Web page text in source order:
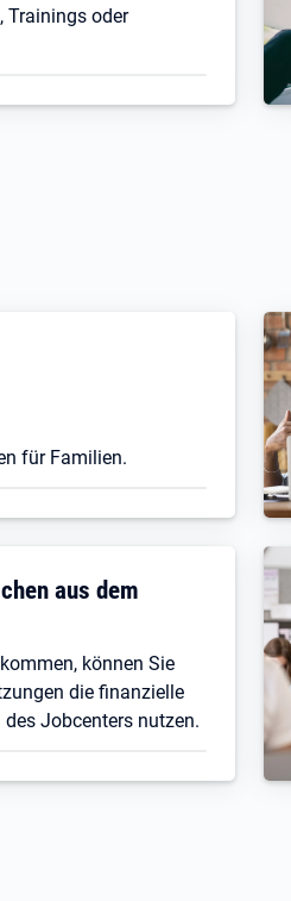
Trainings oder
für Familien.
aus dem
können Sie
die finanzielle
Jobcenters nutzen.